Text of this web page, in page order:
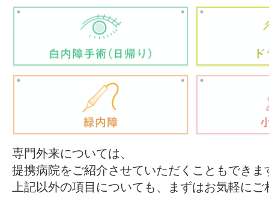
専門外来については、
提携病院をご紹介させていただくこともできま
上記以外の項目についても、まずはお気軽に